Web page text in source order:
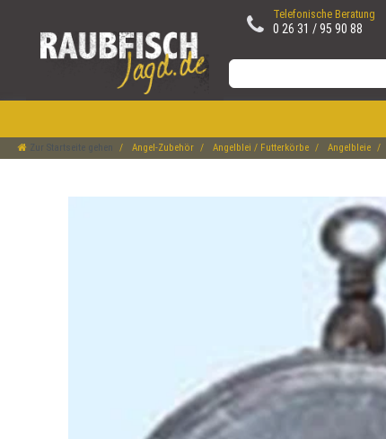
Telefonische Beratung
0 26 31 / 95 90 88
Zur Startseite gehen Angel-Zubehör Angelblei / Futterkörbe Angelbleie